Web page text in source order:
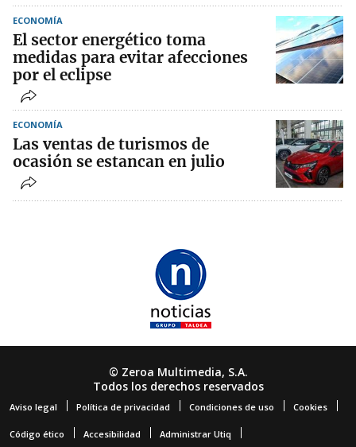
ECONOMÍA
El sector energético toma
medidas para evitar afecciones
por el eclipse
ECONOMÍA
Las ventas de turismos de
ocasión se estancan en julio
© Zeroa Multimedia, S.A.
Todos los derechos reservados
Aviso legal Política de privacidad Condiciones de uso Cookies
Código ético Accesibilidad Administrar Utiq